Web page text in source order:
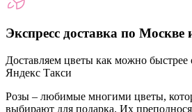
Экспресс доставка по Москве
Доставляем цветы как можно
Яндекс Такси
Розы – любимые многими цветы,
выбирают для подарка. Их